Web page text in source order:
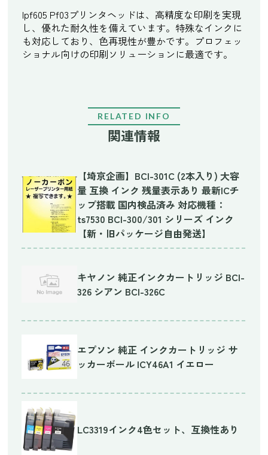
Ipf605 Pf03プリンタヘッドは、高精度な印刷を実現
し、優れた耐久性を備えています。特殊なインクに
も対応しており、色再現性が豊かです。プロフェッ
ショナル向けの印刷ソリューションに最適です。
RELATED INFO
関連情報
【埼京企画】BCI-301C (2本入り) 大容
量 互換 インク 残量表示あり 最新ICチ
ップ搭載 国内検品済み 対応機種：
ts7530 BCI-300/301 シリーズ インク
【新・旧パッケージ自由発送】
キヤノン 純正インクカートリッジ BCI-
326 シアン BCI-326C
エプソン 純正 インクカートリッジ サ
ッカーボール ICY46A1 イエロー
LC3319インク4色セット、互換性あり